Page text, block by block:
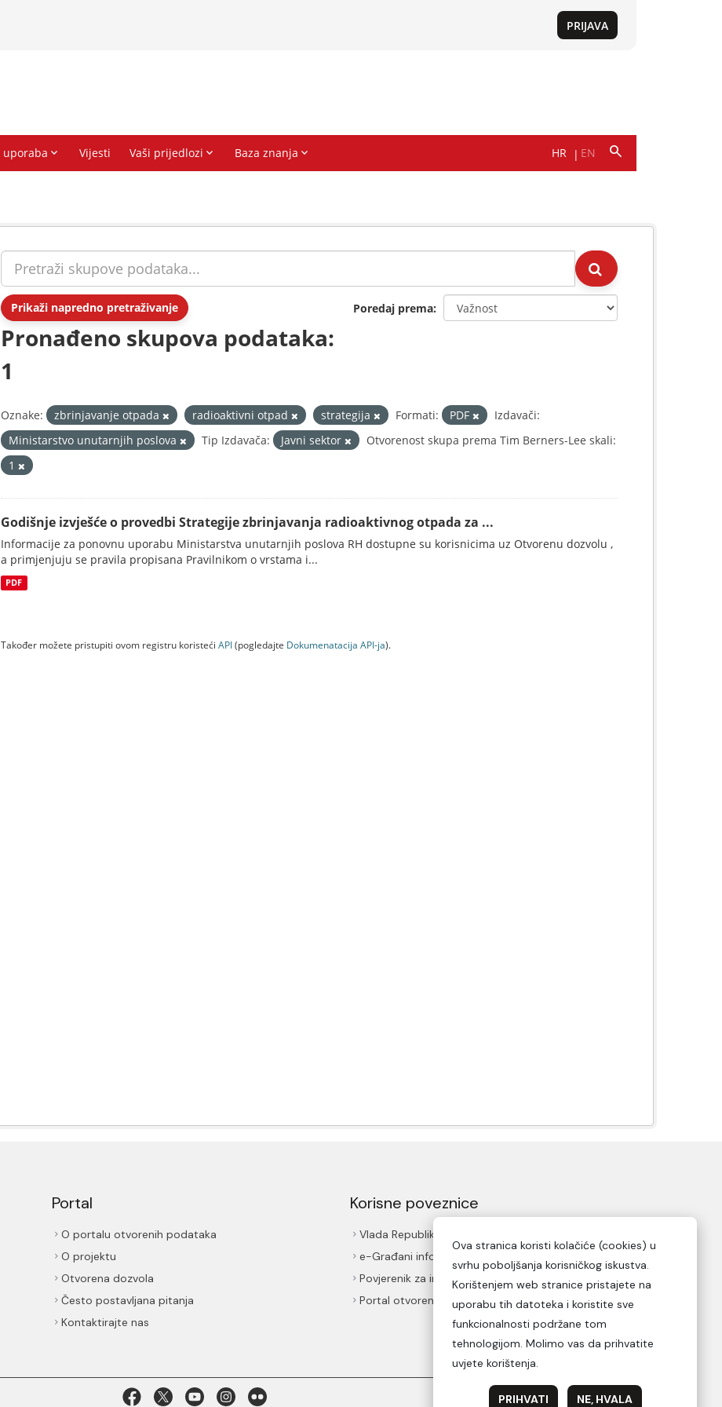
Prikaži napredno pretraživanje Poredaj prema
Pronađeno skupova podataka:
1
Oznake: zbrinjavanje otpada radioaktivni otpad strategija Formati: PDF
Izdavači:
Ministarstvo unutarnjih poslova
Tip Izdavača: Javni sektor
Otvorenost skupa prema Tim Berners-Lee skali:
1
Godišnje izvješće o provedbi Strategije zbrinjavanja radioaktivnog otpada za ...
Informacije za ponovnu uporabu Ministarstva unutarnjih poslova RH dostupne su korisnicima uz Otvorenu dozvolu ,
a primjenjuju se pravila propisana Pravilnikom o vrstama i...
PDF
Također možete pristupiti ovom registru koristeći API(pogledajte Dokumenаtаcijа API-jа).